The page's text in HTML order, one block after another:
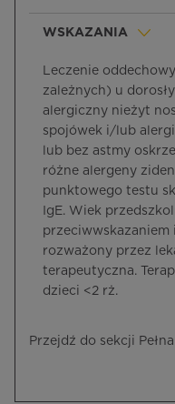
WSKAZANIA
Leczenie
zależnych) u
alergiczny nieżyt
spojówek i/lub
lub bez astmy
różne alergeny
punktowego testu
IgE. Wiek
rozważony przez
terapeutyczna.
dzieci <2 rż.
Przejdź do sekcji